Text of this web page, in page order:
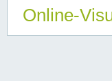
Online-